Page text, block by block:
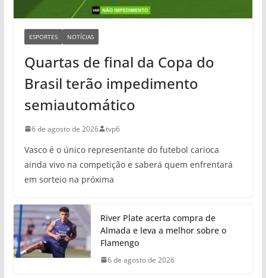
ESPORTES NOTÍCIAS
Quartas de final da Copa do
Brasil terão impedimento
semiautomático
6 de agosto de 2026 tvp6
Vasco é o único representante do futebol carioca
ainda vivo na competição e saberá quem enfrentará
em sorteio na próxima
River Plate acerta compra de
Almada e leva a melhor sobre o
Flamengo
6 de agosto de 2026